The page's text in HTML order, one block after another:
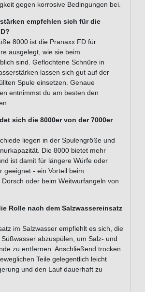
gegen korrosive Bedingungen bei.
empfehlen sich für die
8000 ist die Pranaxx FD für
ausgelegt, wie sie beim
sind. Geflochtene Schnüre in
lassen sich gut auf der
Spule einsetzen. Genaue
entnimmst du am besten den
sich die 8000er von der 7000er
liegen in der Spulengröße und
Die 8000 bietet mehr
ist damit für längere Würfe oder
geeignet - ein Vorteil beim
oder beim Weitwurfangeln von
Rolle nach dem Salzwassereinsatz
im Salzwasser empfiehlt es sich, die
abzuspülen, um Salz- und
zu entfernen. Anschließend trocken
Teile gelegentlich leicht
und den Lauf dauerhaft zu